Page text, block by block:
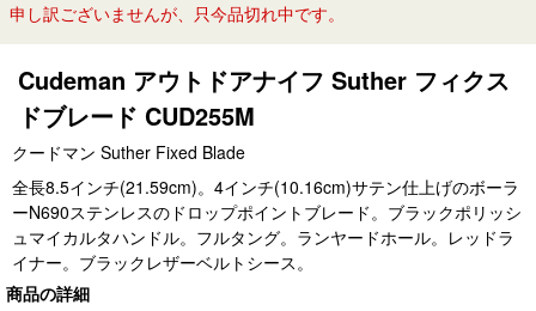
申し訳ございませんが、只今品切れ中です。
Cudeman アウトドアナイフ Suther フィクス
ドブレード CUD255M
クードマン Suther Fixed Blade
全長8.5インチ(21.59cm)。4インチ(10.16cm)サテン仕上げのボーラ
ーN690ステンレスのドロップポイントブレード。ブラックポリッシ
ュマイカルタハンドル。フルタング。ランヤードホール。レッドラ
イナー。ブラックレザーベルトシース。
商品の詳細